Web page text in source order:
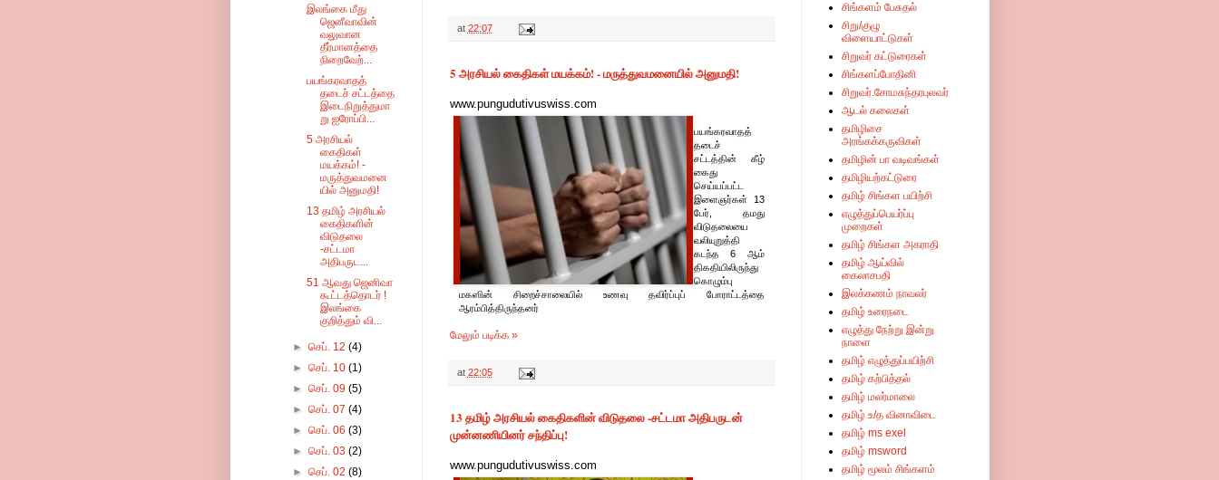
at 22:07
5 அரசியல் கைதிகள் மயக்கம்! - மருத்துவமனையில் அனுமதி!
www.pungudutivuswiss.com
பயங்கரவாதத்
தடைச்
சட்டத்தின் கீழ்
கைது
செய்யப்பட்ட
இளைஞர்கள் 13
பேர், தமது
விடுதலையை
வலியுறுத்தி
கடந்த 6 ஆம்
திகதியிலிருந்து
கொழும்பு
மகஸின் சிறைச்சாலையில் உணவு தவிர்ப்புப் போராட்டத்தை
ஆரம்பித்திருந்தனர்
மேலும் படிக்க »
at 22:05
13 தமிழ் அரசியல் கைதிகளின் விடுதலை -சட்டமா அதிபருடன்
முன்னணியினர் சந்திப்பு!
www.pungudutivuswiss.com
இலங்கை மீது
ஜெனீவாவின்
வலுவான
தீர்மானத்தை
நிறைவேற்...
பயங்கரவாதத்
தடைச் சட்டத்தை
இடைநிறுத்துமா
று ஐரோப்பி...
5 அரசியல்
கைதிகள்
மயக்கம்! -
மருத்துவமனை
யில் அனுமதி!
13 தமிழ் அரசியல்
கைதிகளின்
விடுதலை
-சட்டமா
அதிபருட...
51 ஆவது ஜெனிவா
கூட்டத்தொடர் !
இலங்கை
குறித்தும் வி...
►செப். 12(4)
►செப். 10(1)
►செப். 09(5)
►செப். 07(4)
►செப். 06(3)
►செப். 03(2)
►செப். 02(8)
சிங்களம் பேசுதல்
சிறு/குழு
விளையாட்டுகள்
சிறுவர் கட்டுரைகள்
சிங்களப்போதினி
சிறுவர்.சோமசுந்தரபுலவர்
ஆடல் கலைகள்
தமிழிசை
அரங்கக்கருவிகள்
தமிழின் பா வடிவங்கள்
தமிழியற்கட்டுரை
தமிழ் சிங்கள பயிற்சி
எழுத்துப்பெயர்ப்பு
முறைகள்
தமிழ் சிங்கள அகராதி
தமிழ் ஆய்வில்
கைலாசபதி
இலக்கணம் நாவலர்
தமிழ் உரைநடை
எழுத்து நேற்று இன்று
நாளை
தமிழ் எழுத்துப்பயிற்சி
தமிழ் கற்பித்தல்
தமிழ் மலர்மாலை
தமிழ் உ/த வினாவிடை
தமிழ் ms exel
தமிழ் msword
தமிழ் மூலம் சிங்களம்